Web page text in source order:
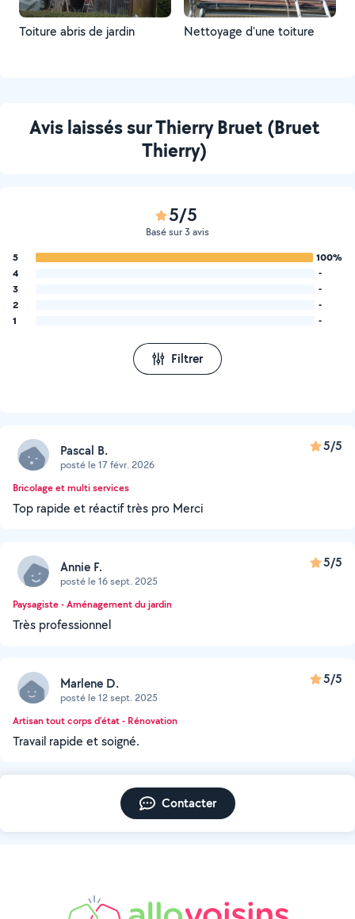
Toiture abris de jardin Nettoyage d'une toiture
Avis laissés sur Thierry Bruet (Bruet
Thierry)
5/5
Basé sur 3 avis
5
100%
4
-
3
-
2
-
1
-
Filtrer
Pascal B.
posté le 17 févr. 2026
5/5
Bricolage et multi services
Top rapide et réactif très pro Merci
Annie F.
posté le 16 sept. 2025
5/5
Paysagiste - Aménagement du jardin
Très professionnel
Marlene D.
posté le 12 sept. 2025
5/5
Artisan tout corps d'état - Rénovation
Travail rapide et soigné.
Contacter